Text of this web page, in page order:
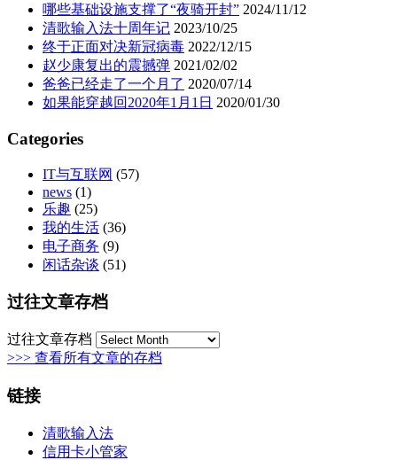
哪些基础设施支撑了“夜骑开封” 2024/11/12
清歌输入法十周年记 2023/10/25
终于正面对决新冠病毒 2022/12/15
赵少康复出的震撼弹 2021/02/02
爸爸已经走了一个月了 2020/07/14
如果能穿越回2020年1月1日 2020/01/30
Categories
IT与互联网 (57)
news (1)
乐趣 (25)
我的生活 (36)
电子商务 (9)
闲话杂谈 (51)
过往文章存档
过往文章存档
>>> 查看所有文章的存档
链接
清歌输入法
信用卡小管家